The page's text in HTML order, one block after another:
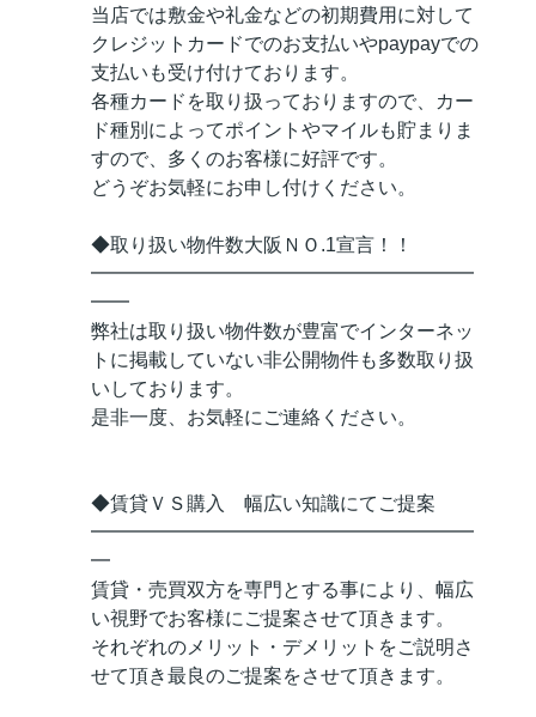
当店では敷金や礼金などの初期費用に対して
クレジットカードでのお支払いやpaypayでの
支払いも受け付けております。
各種カードを取り扱っておりますので、カー
ド種別によってポイントやマイルも貯まりま
すので、多くのお客様に好評です。
どうぞお気軽にお申し付けください。
◆取り扱い物件数大阪ＮＯ.1宣言！！
━━━━━━━━━━━━━━━━━━━━
━━
弊社は取り扱い物件数が豊富でインターネッ
トに掲載していない非公開物件も多数取り扱
いしております。
是非一度、お気軽にご連絡ください。
◆賃貸ＶＳ購入 幅広い知識にてご提案
━━━━━━━━━━━━━━━━━━━━
━
賃貸・売買双方を専門とする事により、幅広
い視野でお客様にご提案させて頂きます。
それぞれのメリット・デメリットをご説明さ
せて頂き最良のご提案をさせて頂きます。